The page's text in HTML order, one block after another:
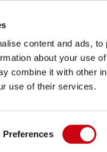
content and ads,
about your use
combine it with other
use of their services.
Preferences
Jobesports.com - Sito